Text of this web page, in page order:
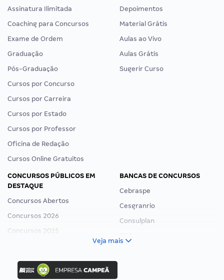
Assinatura Ilimitada
Coaching para Concursos
Exame de Ordem
Graduação
Pós-Graduação
Cursos por Concurso
Cursos por Carreira
Cursos por Estado
Cursos por Professor
Oficina de Redação
Cursos Online Gratuitos
Depoimentos
Material Grátis
Aulas ao Vivo
Aulas Grátis
Sugerir Curso
CONCURSOS PÚBLICOS EM
DESTAQUE
Concursos Abertos
Concursos 2026
Concursos 2025
Concurso Ibama
Concurso MPU
BANCAS DE CONCURSOS
Cebraspe
Cesgranrio
Consulplan
Veja mais